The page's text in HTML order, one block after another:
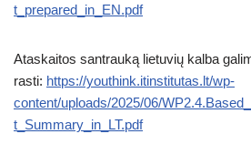
t_prepared_in_EN.pdf
Ataskaitos santrauką lietuvių kalba
rasti: https://youthink.itinstitutas.lt/wp-
content/uploads/2025/06/
t_Summary_in_LT.pdf